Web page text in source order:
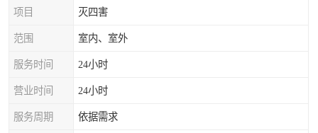
项目 灭四害
范围 室内、室外
服务时间 24小时
营业时间 24小时
服务周期 依据需求